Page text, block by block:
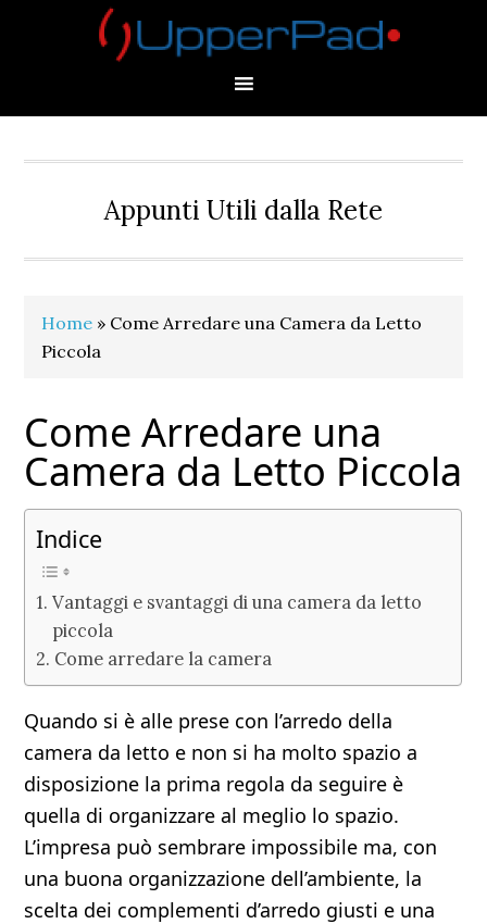
Appunti Utili dalla Rete
Home » Come Arredare una Camera da Letto
Piccola
Come Arredare una
Camera da Letto Piccola
Indice
Vantaggi e svantaggi di una camera da letto
piccola
Come arredare la camera
Quando si è alle prese con l’arredo della
camera da letto e non si ha molto spazio a
disposizione la prima regola da seguire è
quella di organizzare al meglio lo spazio.
L’impresa può sembrare impossibile ma, con
una buona organizzazione dell’ambiente, la
scelta dei complementi d’arredo giusti e una